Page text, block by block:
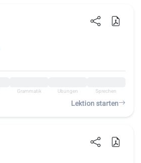
Grammatik Übungen Sprechen
Lektion starten